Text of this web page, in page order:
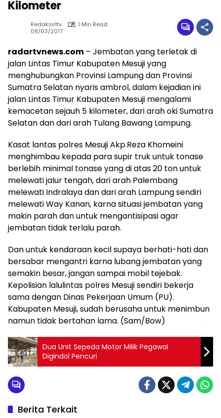
Kilometer
Redaksirltv
1 Min Read
08/03/2017
radartvnews.com – Jembatan yang terletak di
jalan Lintas Timur Kabupaten Mesuji yang
menghubungkan Provinsi Lampung dan Provinsi
Sumatra Selatan nyaris ambrol, dalam kejadian ini
jalan Lintas Timur Kabupaten Mesuji mengalami
kemacetan sejauh 5 kilometer, dari arah oki Sumatra
Selatan dan dari arah Tulang Bawang Lampung.
Kasat lantas polres Mesuji Akp.Reza Khomeini
menghimbau kepada para supir truk untuk tonase
berlebih minimal tonase yang di atas 20 ton untuk
melewati jalur tengah, dari arah Palembang
melewati Indralaya dan dari arah Lampung sendiri
melewati Way Kanan, karna situasi jembatan yang
makin parah dan untuk mengantisipasi agar
jembatan tidak terlalu parah.
Dan untuk kendaraan kecil supaya berhati-hati dan
bersabar mengantri karna lubang jembatan yang
semakin besar, jangan sampai mobil tejebak.
Kepolisian lalulintas polres Mesuji sendiri bekerja
sama dengan Dinas Pekerjaan Umum (PU).
Kabupaten Mesuji, sudah berusaha untuk menimbun
namun tidak bertahan lama. (Sam/Bow)
Dua Unit Sepeda Motor Milik Pegawai
Digindol Pencuri
Berita Terkait